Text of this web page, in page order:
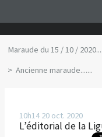
Maraude du 15 / 10 /
Ancienne maraude.......
10h14 20 oct. 2020
L’éditorial de la